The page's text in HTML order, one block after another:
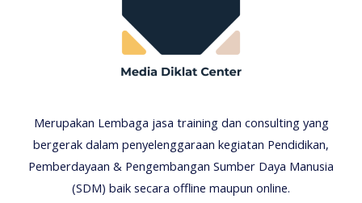
Merupakan Lembaga jasa training dan consulting yang
bergerak dalam penyelenggaraan kegiatan Pendidikan,
Pemberdayaan & Pengembangan Sumber Daya Manusia
(SDM) baik secara offline maupun online.